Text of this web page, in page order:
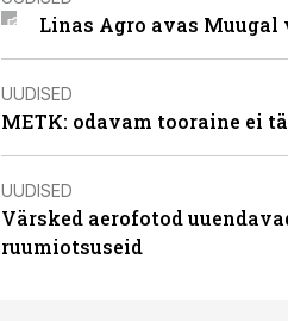
Linas Agro avas
UUDISED
METK: odavam tooraine ei
UUDISED
Värsked aerofotod
ruumiotsuseid